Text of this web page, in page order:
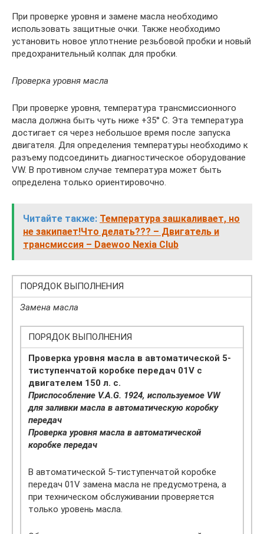
При проверке уровня и замене масла необходимо
использовать защитные очки. Также необходимо
установить новое уплотнение резьбовой пробки и новый
предохранительный колпак для пробки.
Проверка уровня масла
При проверке уровня, температура трансмиссионного
масла должна быть чуть ниже +35° С. Эта температура
достигает ся через небольшое время после запуска
двигателя. Для определения температуры необходимо к
разъему подсоединить диагностическое оборудование
VW. В противном случае температура может быть
определена только ориентировочно.
Читайте также: Температура зашкаливает, но
не закипает!Что делать??? – Двигатель и
трансмиссия – Daewoo Nexia Club
ПОРЯДОК ВЫПОЛНЕНИЯ
Замена масла
ПОРЯДОК ВЫПОЛНЕНИЯ
Проверка уровня масла в автоматической 5-
тиступенчатой коробке передач 01V с
двигателем 150 л. с.
Приспособление V.A.G. 1924, используемое VW
для заливки масла в автоматическую коробку
передач
Проверка уровня масла в автоматической
коробке передач
В автоматической 5-тиступенчатой коробке
передач 01V замена масла не предусмотрена, а
при техническом обслуживании проверяется
только уровень масла.